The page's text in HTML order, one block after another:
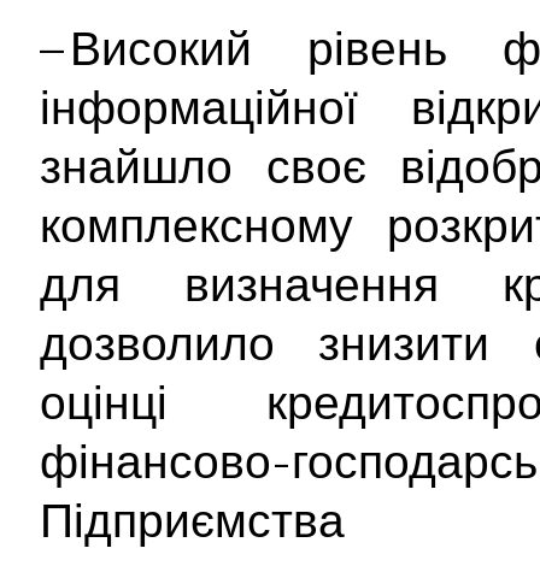
– Високий рівень
інформаційної
знайшло своє
комплексному
для визначення
дозволило знизити
оцінці
фінансово-
Підприємства